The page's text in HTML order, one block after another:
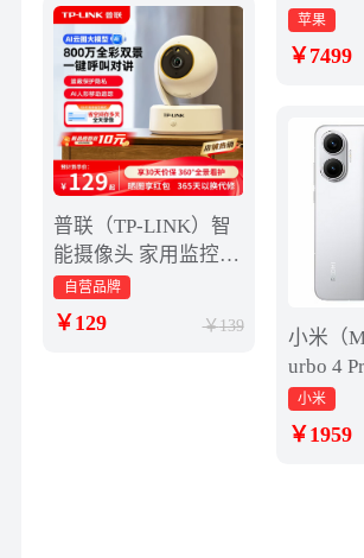
普联（TP-LINK）智
能摄像头 家用监控器
360度夜视全景 无线
网络手机远程可对话
宝宝宠物室内安防监
自营品牌
129 139
256GB
联通电
苹果
7499
小米（
urbo 4
龙8s
小米
1959